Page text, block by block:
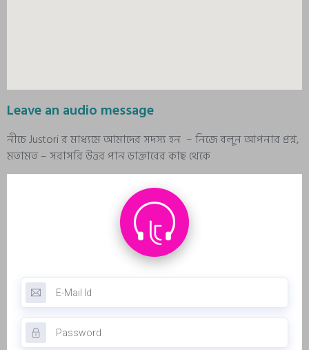
Leave an audio message
নীচে Justori র মাধ্যমে আমাদের সদস্য হন – নিজে বলুন আপনার প্রশ্ন,
মতামত – সরাসরি উত্তর পান ডাক্তারের কাছ থেকে